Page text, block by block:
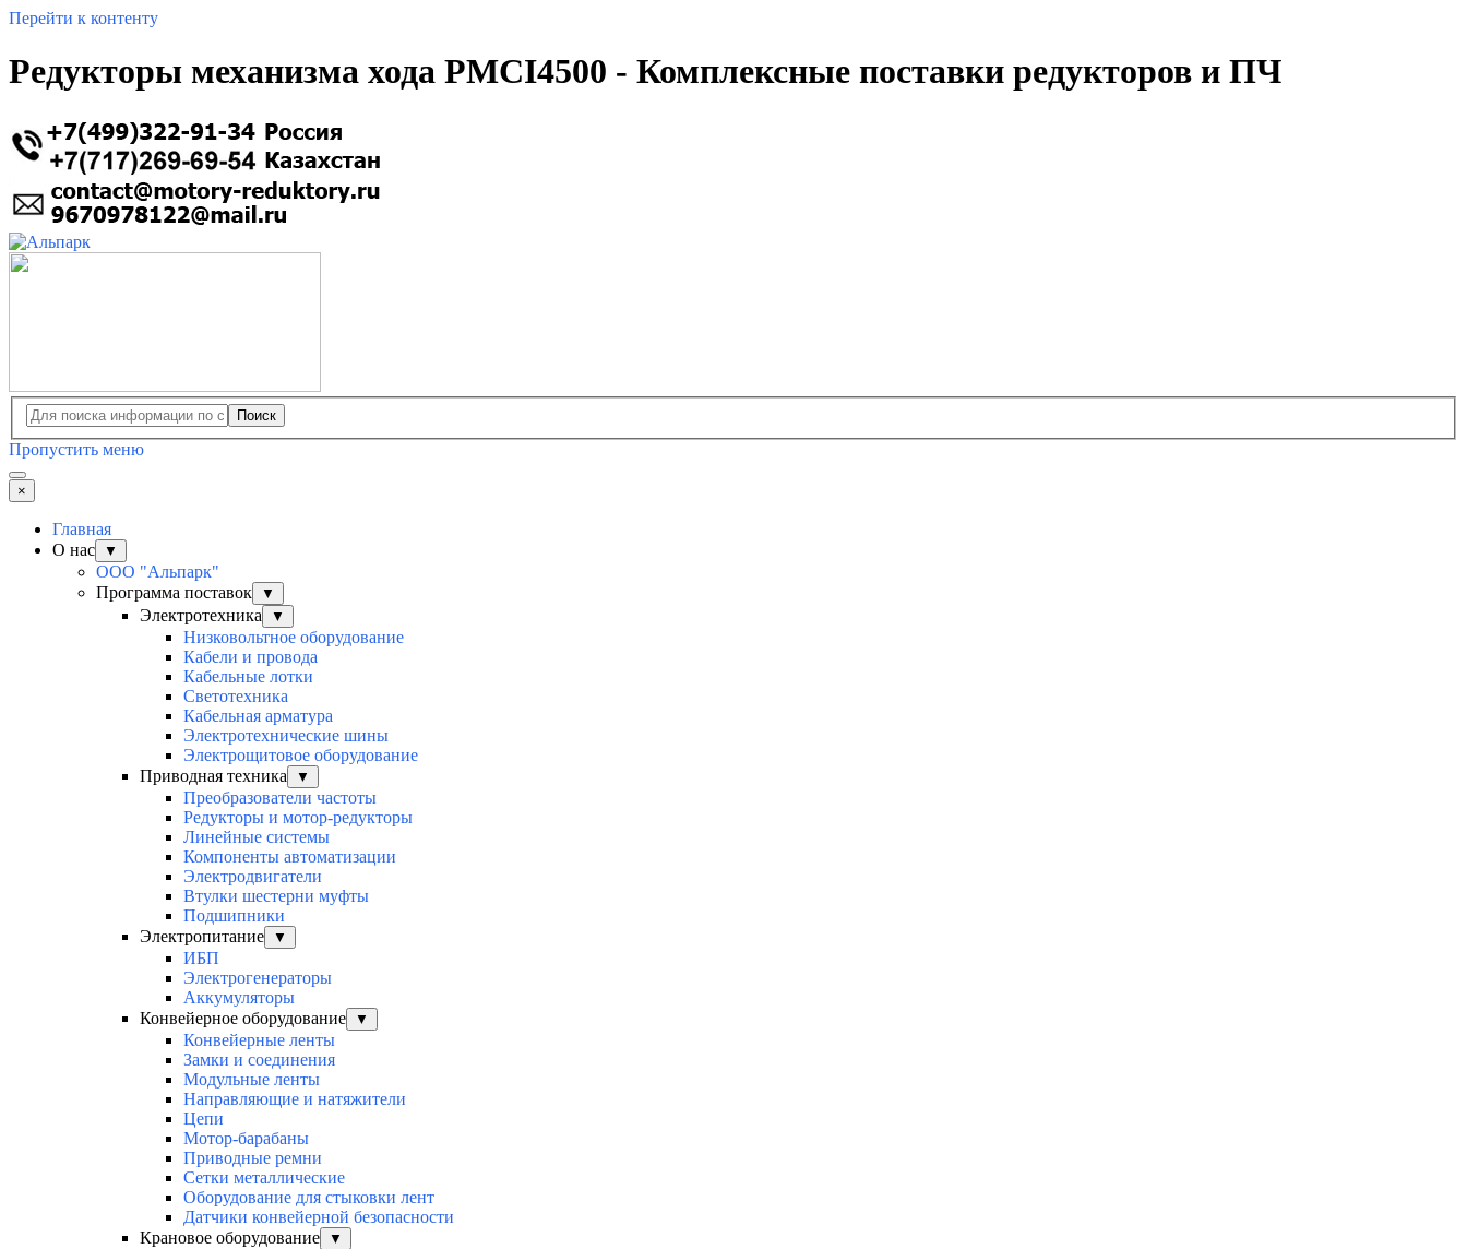
Перейти к контенту
Редукторы механизма хода PMCI4500 - Комплексные поставки редукторов и ПЧ
Поиск
Пропустить меню
×
Главная
О нас
▼
ООО "Альпарк"
Программа поставок
▼
Электротехника ▼
Низковольтное оборудование
Кабели и провода
Кабельные лотки
Светотехника
Кабельная арматура
Электротехнические шины
Электрощитовое оборудование
Приводная техника
▼
Преобразователи частоты
Редукторы и мотор-редукторы
Линейные системы
Компоненты автоматизации
Электродвигатели
Втулки шестерни муфты
Подшипники
Электропитание
▼
ИБП
Электрогенераторы
Аккумуляторы
Конвейерное оборудование
▼
Конвейерные ленты
Замки и соединения
Модульные ленты
Направляющие и натяжители
Цепи
Мотор-барабаны
Приводные ремни
Сетки металлические
Оборудование для стыковки лент
Датчики конвейерной безопасности
Крановое оборудование
▼